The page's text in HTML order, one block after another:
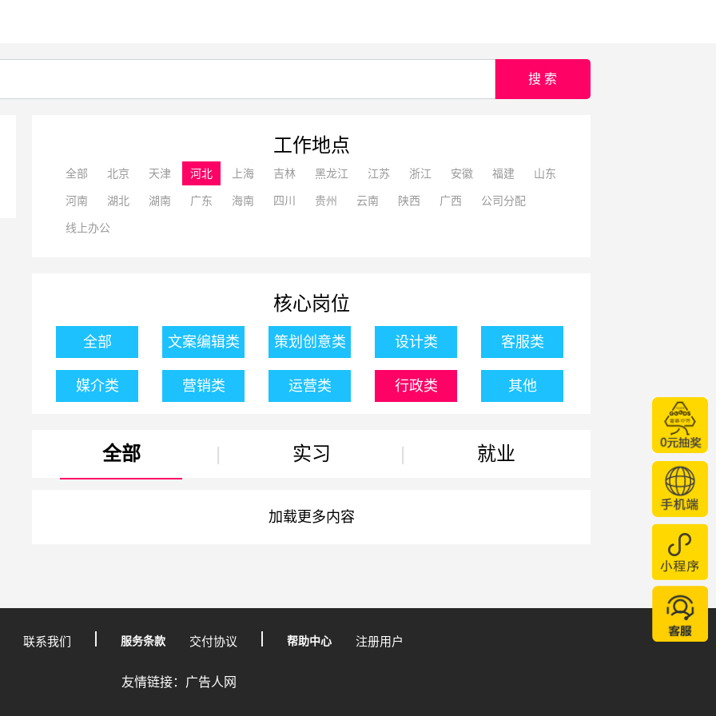
搜 索
工作地点
全部 北京 天津 河北 上海 吉林 黑龙江 江苏 浙江 安徽 福建 山东
河南 湖北 湖南 广东 海南 四川 贵州 云南 陕西 广西 公司分配
线上办公
核心岗位
全部 文案编辑类 策划创意类 设计类 客服类
媒介类 营销类 运营类 行政类 其他
全部 | 实习 | 就业
加载更多内容
联系我们 服务条款 交付协议 帮助中心 注册用户
友情链接：广告人网